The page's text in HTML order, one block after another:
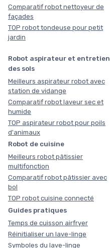
Comparatif robot nettoyeur de
façades
TOP robot tondeuse pour petit
jardin
Robot aspirateur et entretien
des sols
Meilleurs aspirateur robot avec
station de vidange
Comparatif robot laveur sec et
humide
TOP aspirateur robot pour poils
d'animaux
Robot de cuisine
Meilleurs robot pâtissier
multifonction
Comparatif robot pâtissier avec
bol
TOP robot cuisine connecté
Guides pratiques
Temps de cuisson airfryer
Réinitialiser un lave-linge
Symboles du lave-linge